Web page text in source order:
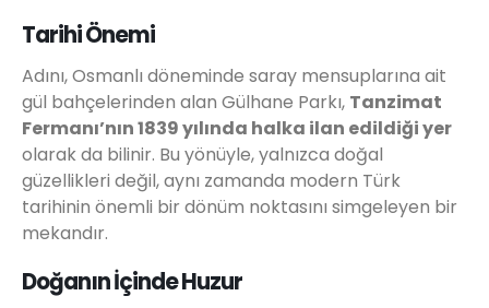
Tarihi Önemi
Adını, Osmanlı döneminde saray mensuplarına ait
gül bahçelerinden alan Gülhane Parkı, Tanzimat
Fermanı’nın 1839 yılında halka ilan edildiği yer
olarak da bilinir. Bu yönüyle, yalnızca doğal
güzellikleri değil, aynı zamanda modern Türk
tarihinin önemli bir dönüm noktasını simgeleyen bir
mekandır.
Doğanın İçinde Huzur